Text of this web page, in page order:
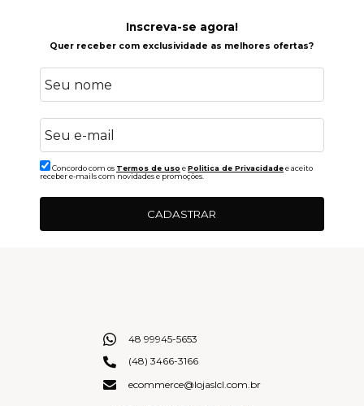
Inscreva-se agora!
Quer receber com exclusividade as melhores ofertas?
Concordo com os Termos de uso ePolitica de Privacidadee aceito
receber e-mails com novidades e promoções.
CADASTRAR
48 99945-5653
(48) 3466-3166
ecommerce@lojaslcl.com.br